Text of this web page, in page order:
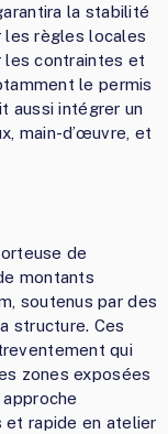
la stabilité
les règles locales
les contraintes et
le permis
aussi intégrer un
main-d’œuvre, et
de
montants
soutenus par des
structure. Ces
qui
zones exposées
et rapide en atelier